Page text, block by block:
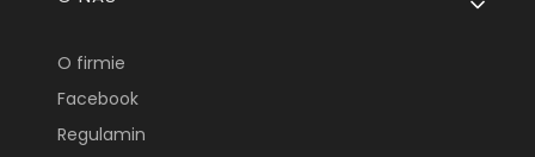
O firmie
Facebook
Regulamin